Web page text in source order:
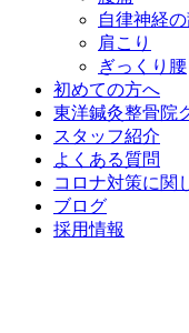
自律神経
肩こり
ぎっくり腰
初めての方へ
東洋鍼灸整骨院
スタッフ紹介
よくある質問
コロナ対策に関
ブログ
採用情報